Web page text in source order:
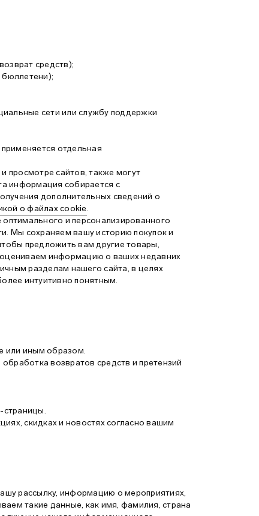
средств);
сети или службу поддержки
отдельная
просмотре сайтов, также могут
информация собирается с
дополнительных сведений о
о файлах cookie.
и персонализированного
Мы сохраняем вашу историю покупок и
предложить вам другие товары,
информацию о ваших недавних
разделам нашего сайта, в целях
интуитивно понятным.
или иным образом.
возвратов средств и претензий
страницы.
скидках и новостях согласно вашим
рассылку, информацию о мероприятиях,
такие данные, как имя, фамилия, страна